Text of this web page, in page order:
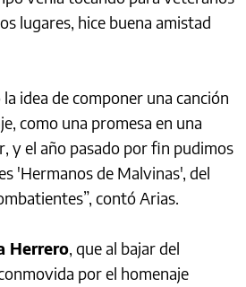
lugares, hice buena amistad
la idea de componer una canción
como una promesa en una
y el año pasado por fin pudimos
'Hermanos de Malvinas', del
contó Arias.
Herrero, que al bajar del
por el homenaje